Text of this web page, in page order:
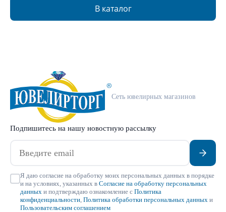
В каталог
Сеть ювелирных магазинов
Подпишитесь на нашу новостную рассылку
Я даю согласие на обработку моих персональных данных в порядке
и на условиях, указанных в Согласие на обработку персональных
данных и подтверждаю ознакомление с Политика
конфиденциальности Политика обработки персональных данных и
Пользовательским соглашением